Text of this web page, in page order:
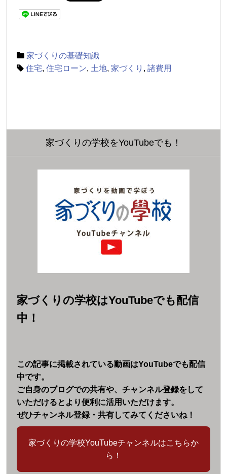
家づくりの基礎知識
住宅, 住宅ローン, 土地, 家づくり , 諸費用
家づくりの学校をYouTubeでも！
家づくりの学校はYouTubeでも配信
中！
この記事に掲載されている動画はYouTubeでも配信
中です。
ご自身のブログでの共有や、チャンネル登録をして
いただけるとより便利に活用いただけます。
ぜひチャンネル登録・共有してみてくださいね！
家づくりの学校YouTubeチャンネルはこちらか
ら！